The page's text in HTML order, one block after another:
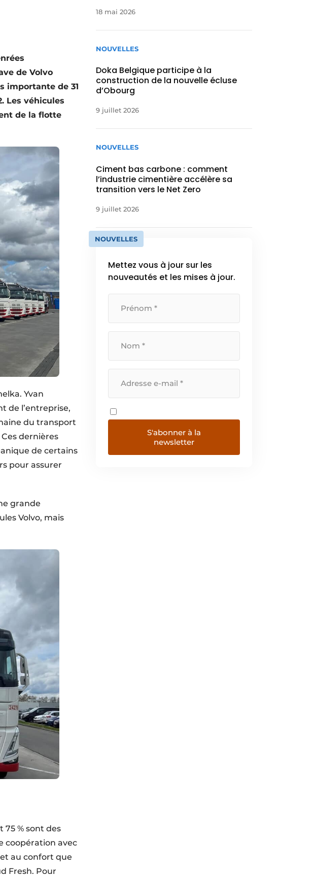
de Volvo
importante de 31
Les véhicules
de la flotte
Yvan
de l’entreprise,
du transport
dernières
de certains
pour assurer
grande
Volvo, mais
75 % sont des
coopération avec
au confort que
Fresh. Pour
18 mai 2026
NOUVELLES
Doka Belgique participe à la
construction de la nouvelle écluse
d’Obourg
9 juillet 2026
NOUVELLES
Ciment bas carbone : comment
l’industrie cimentière accélère sa
transition vers le Net Zero
9 juillet 2026
NOUVELLES
Mettez vous à jour sur les
nouveautés et les mises à jour.
S'abonner à la
newsletter